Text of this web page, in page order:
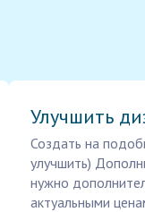
Улучшить
Создать на
улучшить)
нужно
актуальными